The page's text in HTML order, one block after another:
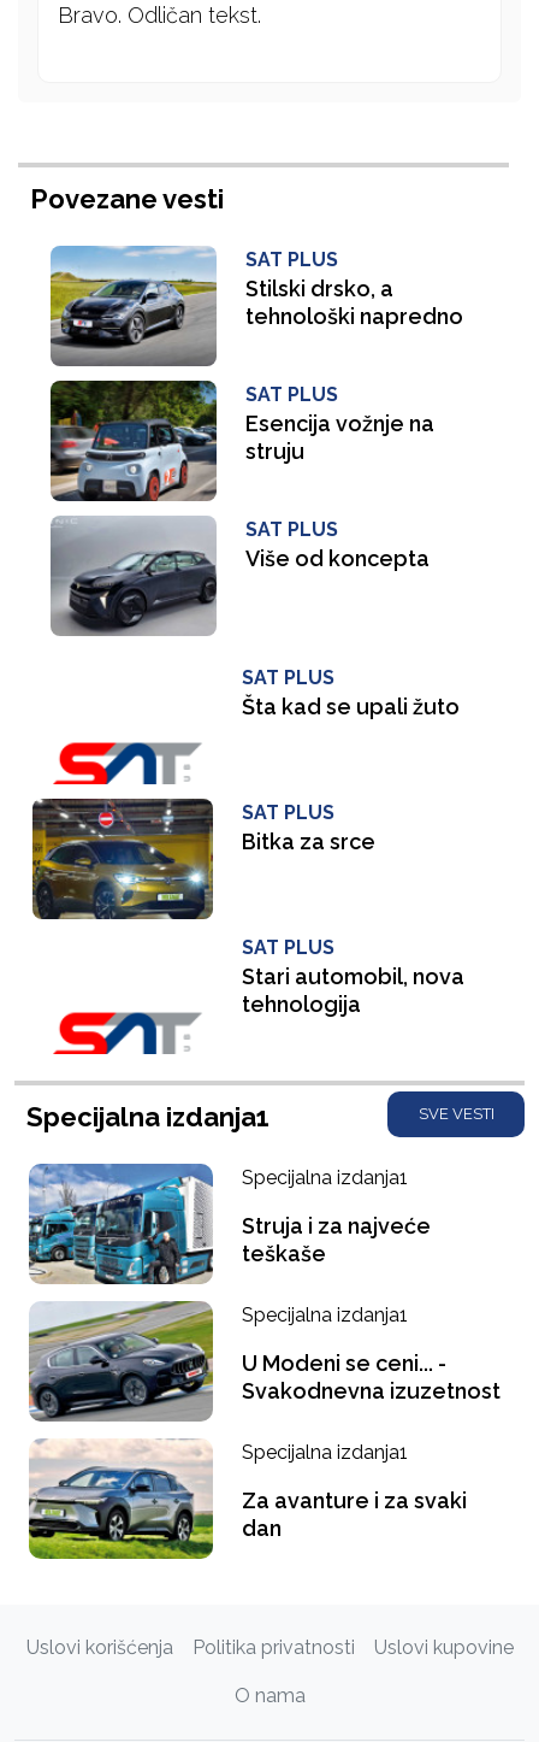
Bravo. Odličan tekst.
Povezane vesti
SAT PLUS
Stilski drsko, a
tehnološki napredno
SAT PLUS
Esencija vožnje na
struju
SAT PLUS
Više od koncepta
SAT PLUS
Šta kad se upali žuto
SAT PLUS
Bitka za srce
SAT PLUS
Stari automobil, nova
tehnologija
Specijalna izdanja1 SVE VESTI
Specijalna izdanja1
Struja i za najveće
teškaše
Specijalna izdanja1
U Modeni se ceni... -
Svakodnevna izuzetnost
Specijalna izdanja1
Za avanture i za svaki
dan
Uslovi korišćenja Politika privatnosti Uslovi kupovine
O nama